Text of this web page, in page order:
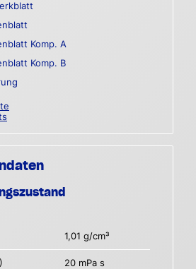
Komp. A
Komp. B
1,01 g/cm³
20 mPa s